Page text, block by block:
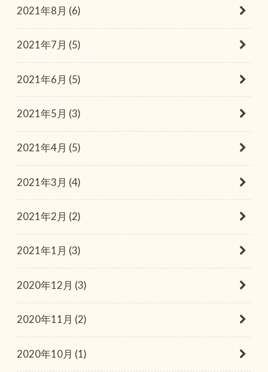
2021年8月 (6)
2021年7月 (5)
2021年6月 (5)
2021年5月 (3)
2021年4月 (5)
2021年3月 (4)
2021年2月 (2)
2021年1月 (3)
2020年12月 (3)
2020年11月 (2)
2020年10月 (1)